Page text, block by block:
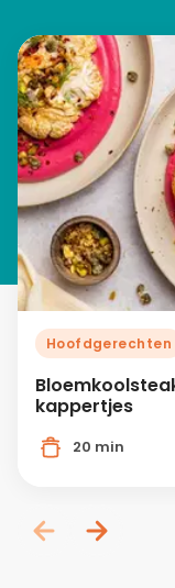
Hoofdgerechten
kappertjes
20 min